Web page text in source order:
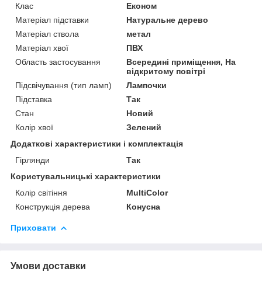
Клас
Економ
Матеріал підставки
Натуральне дерево
Матеріал ствола
метал
Матеріал хвої
ПВХ
Область застосування
Всередині приміщення, На
відкритому повітрі
Підсвічування (тип ламп)
Лампочки
Підставка
Так
Стан
Новий
Колір хвої
Зелений
Додаткові характеристики і комплектація
Гірлянди
Так
Користувальницькі характеристики
Колір світіння
MultiColor
Конструкція дерева
Конусна
Приховати
Умови доставки